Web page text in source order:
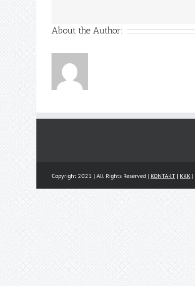
About the Author:
Copyright 2021 | All Rights Reserved | KONTAKT | KKK |